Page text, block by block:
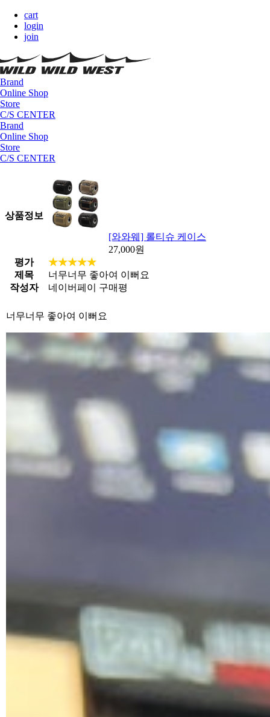
cart
login
join
Brand
Online Shop
Store
C/S CENTER
Brand
Online Shop
Store
C/S CENTER
상품정보
[와와웨] 롤티슈 케이스
27,000원
평가
★★★★★
제목
너무너무 좋아여 이뻐요
작성자
네이버페이 구매평
너무너무 좋아여 이뻐요